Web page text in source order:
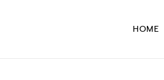
HOME